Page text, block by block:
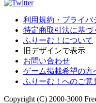
利用規約・プライバ
特定商取引法に基づ
ふりーむ！について
旧デザインで表示
お問い合わせ
ゲーム掲載希望の方
ふりーむ！へのご意
Copyright (C) 2000-3000